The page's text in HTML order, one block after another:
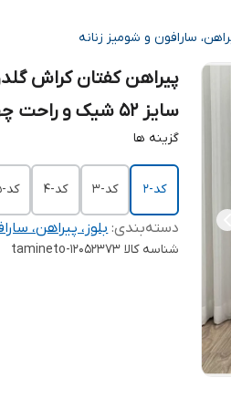
سارافون و شومیز زنانه
پیراهن کفتان کراش
سایز 52 شیک و راحت چهارفصل
گزینه ها
کد-2 کد-3 کد-4 کد-5
دسته‌بندی:بلوز، پیراهن،
شناسه کالا tamineto-12052373